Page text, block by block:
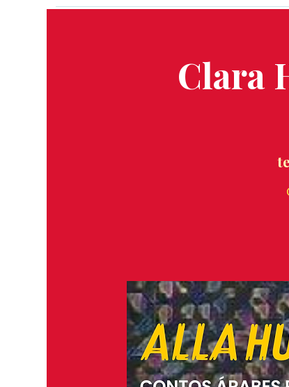
Clara